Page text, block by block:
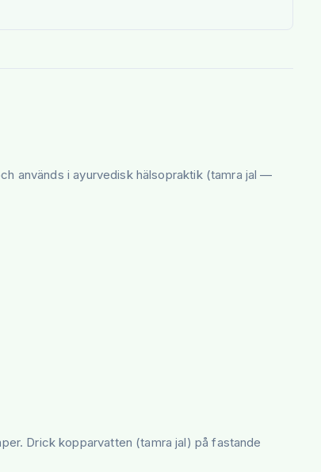
används i ayurvedisk hälsopraktik (tamra jal —
Drick kopparvatten (tamra jal) på fastande